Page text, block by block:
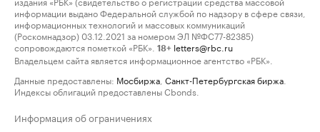
информации выдано Федеральной службой по надзору в сфере связи,
информационных технологий и массовых коммуникаций
(Роскомнадзор) 03.12.2021 за номером ЭЛ №ФС77-82385)
сопровождаются пометкой «РБК».
18+ letters@rbc.ru
Владельцем сайта является информационное агентство «РБК».
Данные предоставлены: Мосбиржа Санкт-Петербургская биржа
Индексы облигаций предоставлены Cbonds.
Информация об ограничениях